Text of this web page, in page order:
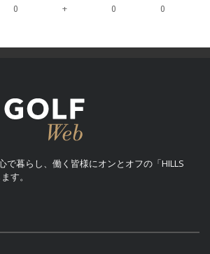
0 + 0 0
で暮らし、働く皆様にオンとオフの「HILLS
す。